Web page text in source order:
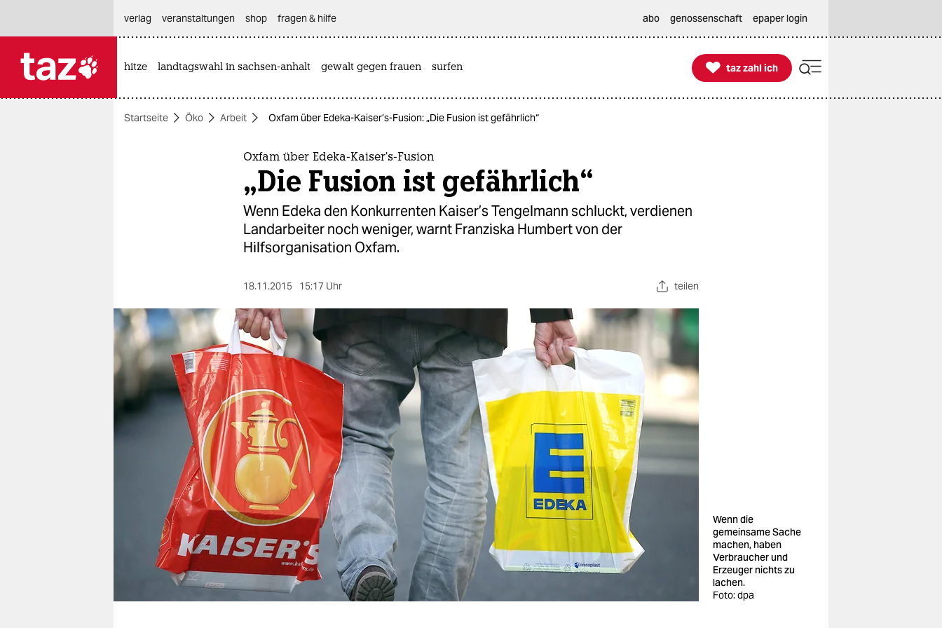
themen
berlin
nord
wahrheit
verlag
veranstaltungen
fragen & hilfe
unterstützen
genossenschaft
verlag
veranstaltungen shop fragen & hilfe abo genossenschaft epaper login
hitze landtagswahl in sachsen-anhalt gewalt gegen frauen surfen 
taz zahl ich
taz zahl ich
Startseite Öko Arbeit Oxfam über Edeka-Kaiser’s-Fusion: „Die Fusion ist gefährlich“
Oxfam über Edeka-Kaiser’s-Fusion
„Die Fusion ist gefährlich“
Wenn Edeka den Konkurrenten Kaiser’s Tengelmann schluckt, verdienen
Landarbeiter noch weniger, warnt Franziska Humbert von der
Hilfsorganisation Oxfam.
18.11.2015 15:17 Uhr teilen
Wenn die
gemeinsame Sache
machen, haben
Verbraucher und
Erzeuger nichts zu
lachen.
Foto: dpa